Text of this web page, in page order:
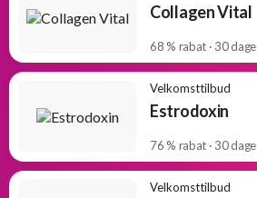
Collagen Vital
68 % rabat · 30 dage
Velkomsttilbud
Estrodoxin
76 % rabat · 30 dage
Velkomsttilbud